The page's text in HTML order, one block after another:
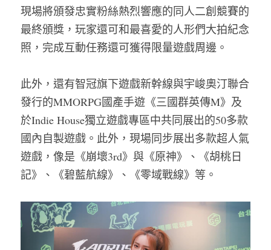
現場將頒發忠實粉絲熱烈響應的同人二創競賽的
最終頒獎，玩家還可和最喜愛的人形們大拍紀念
照，完成互動任務還可獲得限量遊戲周邊。
此外，還有智冠旗下遊戲新幹線與宇峻奧汀聯合
發行的MMORPG國產手遊《三國群英傳M》及
於Indie House獨立遊戲專區中共同展出的50多款
國內自製遊戲。此外，現場同步展出多款超人氣
遊戲，像是《崩壞3rd》與《原神》、《胡桃日
記》、《碧藍航線》、《零域戰線》等。